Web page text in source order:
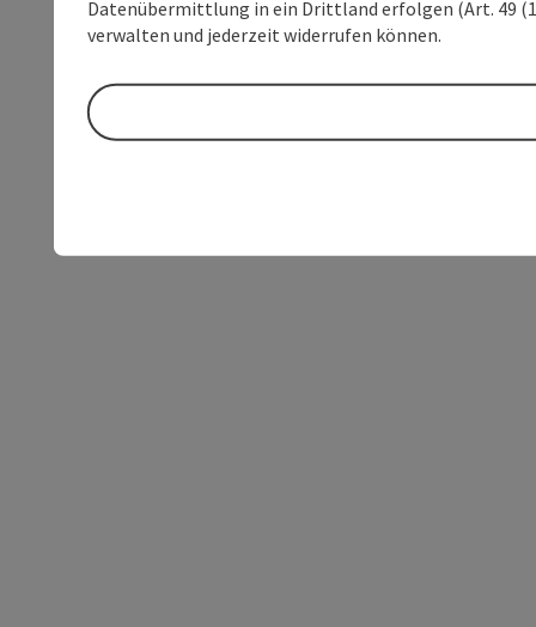
Datenübermittlung in ein Drittland erfolgen (Art. 49
verwalten und jederzeit widerrufen können.